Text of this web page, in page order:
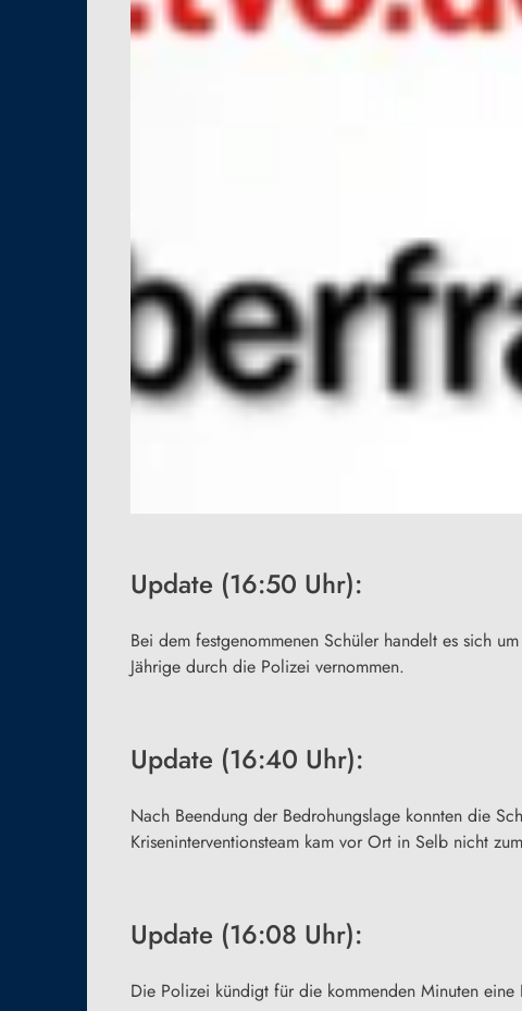
Update (16:50 Uhr):
Bei dem festgenommenen Schüler handelt es sich
Jährige durch die Polizei vernommen.
Update (16:40 Uhr):
Nach Beendung der Bedrohungslage konnten die
Kriseninterventionsteam kam vor Ort in Selb nicht
Update (16:08 Uhr):
Die Polizei kündigt für die kommenden Minuten eine